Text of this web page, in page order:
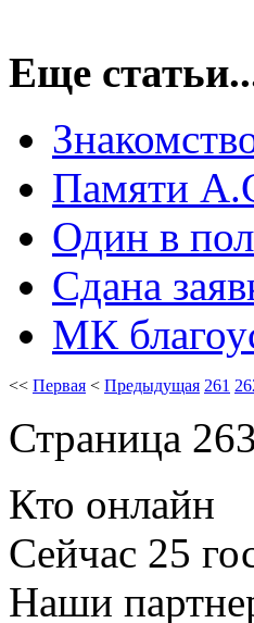
Еще
Памяти
Один в
Cдана
МК
<< Первая < Предыдущая 261
Страница
Кто онлайн
Сейчас 25
Наши